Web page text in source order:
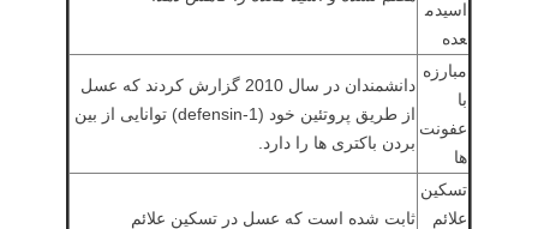
اسیدم
عده
مبارزه
با
عفونت
ها
دانشمندان در سال 2010 گزارش کردند که عسل
از طریق پروتئین خود (defensin-1) توانایی از بین
بردن باکتری ها را دارد.
تسکین
علائم
ثابت شده است که عسل در تسکین علائم